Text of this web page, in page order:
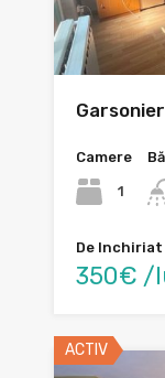
Camere
1
De Inchiriat
350€ /
ACTIV